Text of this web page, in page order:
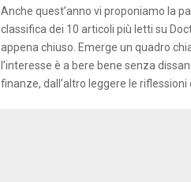
Anche quest’anno vi proponiamo la
classifica dei 10 articoli più letti su
appena chiuso. Emerge un quadro
l’interesse è a bere bene senza
finanze, dall’altro leggere le riflessioni